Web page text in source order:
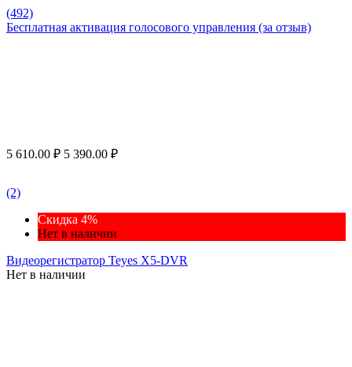
(492)
Бесплатная активация голосового управления (за отзыв)
5 610.00 ₽ 5 390.00 ₽
(2)
Скидка 4%
Нет в наличии
Видеорегистратор Teyes X5-DVR
Нет в наличии